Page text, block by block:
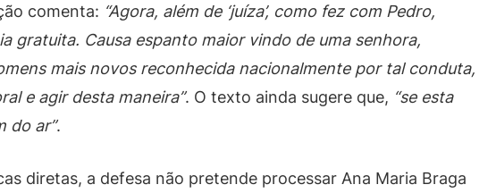
comenta: “Agora, além de ‘juíza’, como fez com Pedro,
gratuita. Causa espanto maior vindo de uma senhora,
mais novos reconhecida nacionalmente por tal conduta,
e agir desta maneira”. O texto ainda sugere que, “se esta
do ar”.
diretas, a defesa não pretende processar Ana Maria Braga